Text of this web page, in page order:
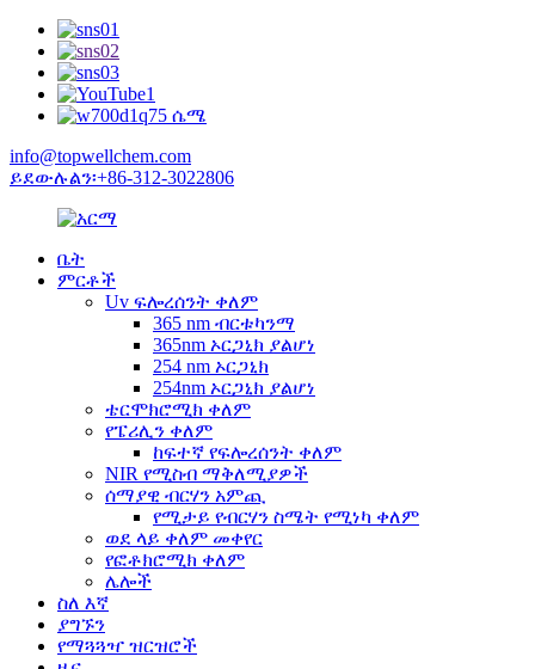
info@topwellchem.com
ይደውሉልን፡+86-312-3022806
ቤት
ምርቶች
Uv ፍሎረሰንት ቀለም
365 nm ብርቱካንማ
365nm ኦርጋኒክ ያልሆነ
254 nm ኦርጋኒክ
254nm ኦርጋኒክ ያልሆነ
ቴርሞክሮሚክ ቀለም
የፔሪሊን ቀለም
ከፍተኛ የፍሎረሰንት ቀለም
NIR የሚስብ ማቅለሚያዎች
ሰማያዊ ብርሃን አምጪ
የሚታይ የብርሃን ስሜት የሚነካ ቀለም
ወደ ላይ ቀለም መቀየር
የፎቶክሮሚክ ቀለም
ሌሎች
ስለ እኛ
ያግኙን
የማጓጓዣ ዝርዝሮች